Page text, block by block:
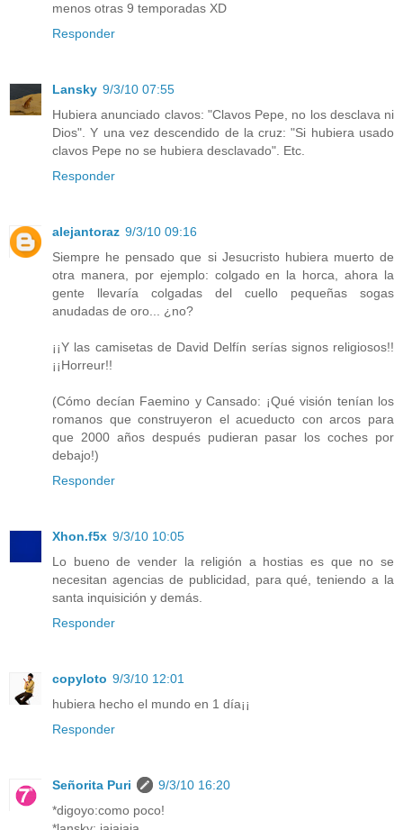
menos otras 9 temporadas XD
Responder
Lansky 9/3/10 07:55
Hubiera anunciado clavos: "Clavos Pepe, no los desclava ni
Dios". Y una vez descendido de la cruz: "Si hubiera usado
clavos Pepe no se hubiera desclavado". Etc.
Responder
alejantoraz 9/3/10 09:16
Siempre he pensado que si Jesucristo hubiera muerto de
otra manera, por ejemplo: colgado en la horca, ahora la
gente llevaría colgadas del cuello pequeñas sogas
anudadas de oro... ¿no?
¡¡Y las camisetas de David Delfín serías signos religiosos!!
¡¡Horreur!!
(Cómo decían Faemino y Cansado: ¡Qué visión tenían los
romanos que construyeron el acueducto con arcos para
que 2000 años después pudieran pasar los coches por
debajo!)
Responder
Xhon.f5x 9/3/10 10:05
Lo bueno de vender la religión a hostias es que no se
necesitan agencias de publicidad, para qué, teniendo a la
santa inquisición y demás.
Responder
copyloto 9/3/10 12:01
hubiera hecho el mundo en 1 día¡¡
Responder
Señorita Puri
9/3/10 16:20
*digoyo:como poco!